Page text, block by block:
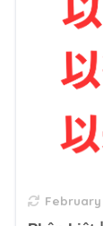
February